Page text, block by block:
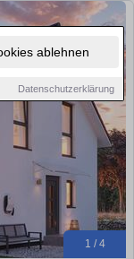
ablehnen
Datenschutzerklärung
1 / 4